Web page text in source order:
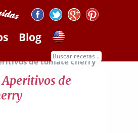
Blog
de verduras y frutas
de tomate cherry
Aperitivos de